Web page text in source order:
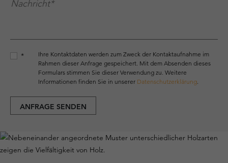
*
Ihre Kontaktdaten werden zum Zweck der Kontaktaufnahme im
Rahmen dieser Anfrage gespeichert. Mit dem Absenden dieses
Formulars stimmen Sie dieser Verwendung zu. Weitere
Informationen finden Sie in unserer Datenschutzerklärung.
ANFRAGE SENDEN